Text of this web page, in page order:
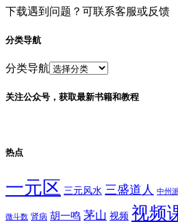
下载遇到问题？可联系客服或反馈
分类导航
分类导航
关注公众号，获取最新书籍和教程
热点
一元区 三元风水 三盛道人 中州派
微斗数 肾病 胡一鸣 茅山 视频 视频